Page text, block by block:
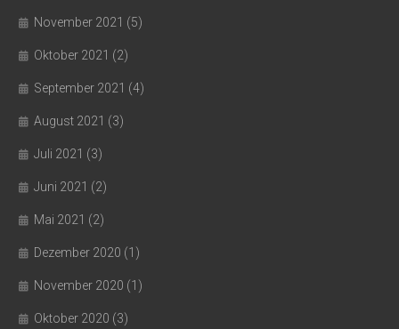
November 2021 (5)
Oktober 2021 (2)
September 2021 (4)
August 2021 (3)
Juli 2021 (3)
Juni 2021 (2)
Mai 2021 (2)
Dezember 2020 (1)
November 2020 (1)
Oktober 2020 (3)